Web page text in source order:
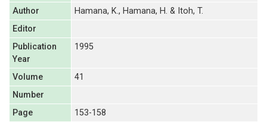
Author
Hamana, K., Hamana, H. & Itoh, T.
Editor
Publication
Year
1995
Volume
41
Number
Page
153-158